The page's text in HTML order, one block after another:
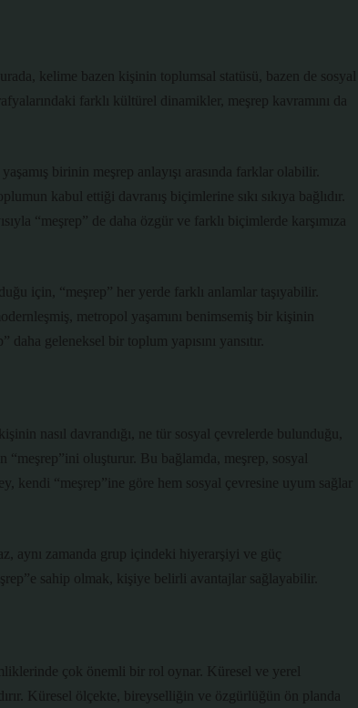
kelime bazen kişinin toplumsal statüsü, bazen de sosyal
farklı kültürel dinamikler, meşrep kavramını da
birinin meşrep anlayışı arasında farklar olabilir.
kabul ettiği davranış biçimlerine sıkı sıkıya bağlıdır.
“meşrep” de daha özgür ve farklı biçimlerde karşımıza
için, “meşrep” her yerde farklı anlamlar taşıyabilir.
metropol yaşamını benimsemiş bir kişinin
geleneksel bir toplum yapısını yansıtır.
nasıl davrandığı, ne tür sosyal çevrelerde bulunduğu,
“meşrep”ini oluşturur. Bu bağlamda, meşrep, sosyal
kendi “meşrep”ine göre hem sosyal çevresine uyum sağlar
aynı zamanda grup içindeki hiyerarşiyi ve güç
sahip olmak, kişiye belirli avantajlar sağlayabilir.
çok önemli bir rol oynar. Küresel ve yerel
Küresel ölçekte, bireyselliğin ve özgürlüğün ön planda